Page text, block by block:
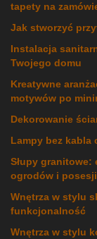
tapety na
Jak stworzyć
Instalacja
Twojego domu
Kreatywne
motywów po
Dekorowanie
Lampy bez kabla
Słupy granitowe:
ogrodów i posesji
Wnętrza w stylu
funkcjonalność
Wnętrza w stylu